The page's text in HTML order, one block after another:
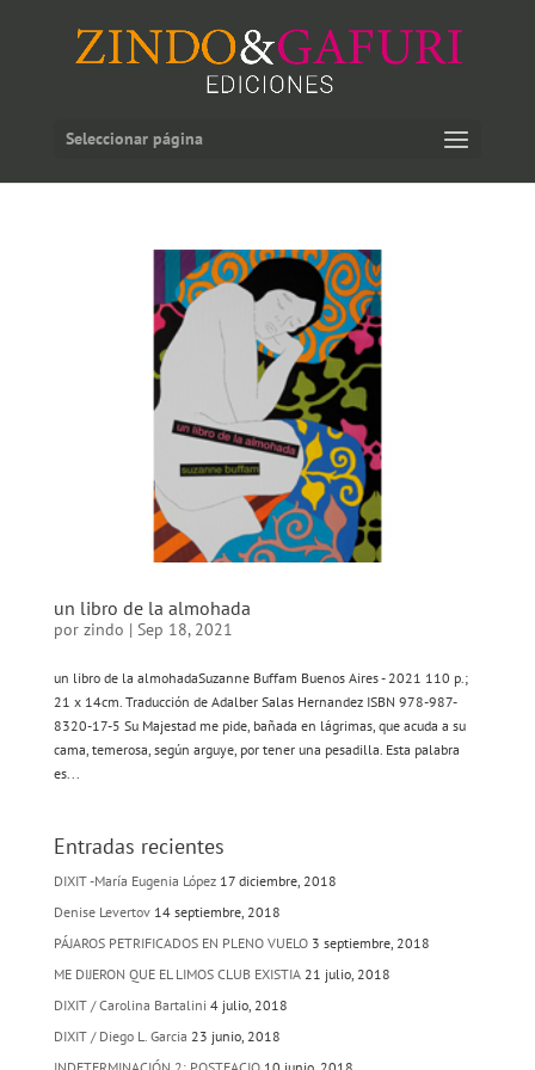
Seleccionar página
un libro de la almohada
por zindo | Sep 18, 2021
un libro de la almohadaSuzanne Buffam Buenos Aires - 2021 110 p.;
21 x 14cm. Traducción de Adalber Salas Hernandez ISBN 978-987-
8320-17-5 Su Majestad me pide, bañada en lágrimas, que acuda a su
cama, temerosa, según arguye, por tener una pesadilla. Esta palabra
es...
Entradas recientes
DIXIT -María Eugenia López 17 diciembre, 2018
Denise Levertov 14 septiembre, 2018
PÁJAROS PETRIFICADOS EN PLENO VUELO 3 septiembre, 2018
ME DIJERON QUE EL LIMOS CLUB EXISTIA 21 julio, 2018
DIXIT / Carolina Bartalini 4 julio, 2018
DIXIT / Diego L. Garcia 23 junio, 2018